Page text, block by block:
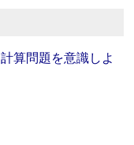
算問題を意識しよ